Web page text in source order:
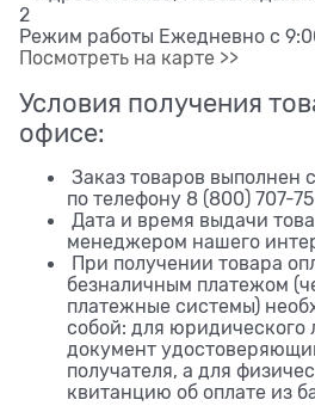
2
Режим работы Ежедневно с
Посмотреть на карте >>
Условия получения
офисе:
Заказ товаров выполнен
по телефону 8 (800) 707-
Дата и время выдачи
менеджером нашего
При получении товара
безналичным платежом
платежные системы)
собой: для юридического
документ
получателя, а для
квитанцию об оплате из